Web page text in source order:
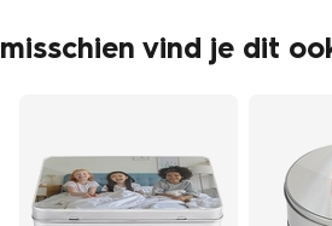
misschien vind je dit